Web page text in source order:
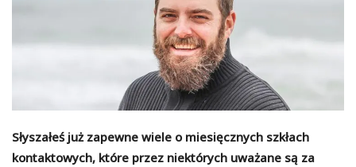
Słyszałeś już zapewne wiele o miesięcznych szkłach
kontaktowych, które przez niektórych uważane są za